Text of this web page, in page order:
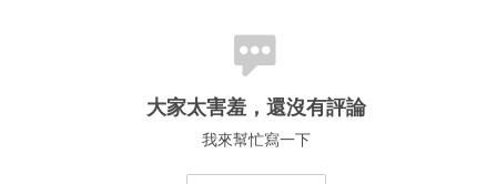
大家太害羞，還沒有評論
我來幫忙寫一下